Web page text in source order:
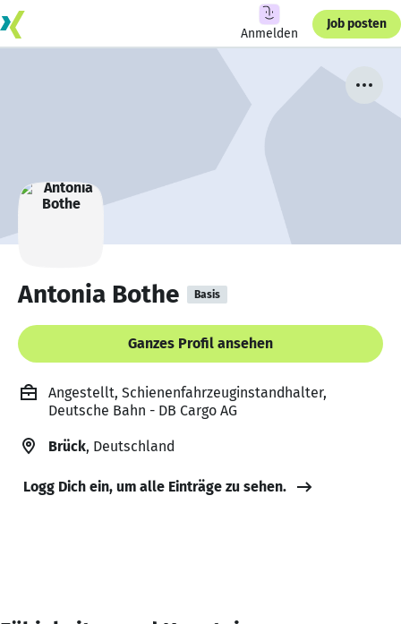
Anmelden
Job posten
Antonia Bothe Basis
Ganzes Profil ansehen
Angestellt, Schienenfahrzeuginstandhalter,
Deutsche Bahn - DB Cargo AG
Brück, Deutschland
Logg Dich ein, um alle Einträge zu sehen.